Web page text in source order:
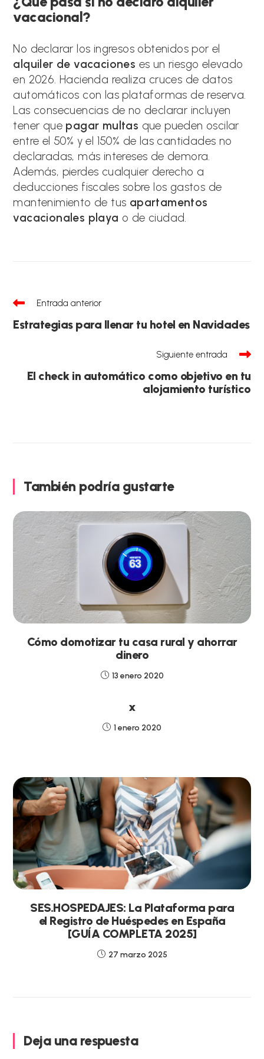
vacacional?
No declarar los ingresos obtenidos por el
alquiler de vacaciones es un riesgo elevado
en 2026. Hacienda realiza cruces de datos
automáticos con las plataformas de reserva.
Las consecuencias de no declarar incluyen
tener que pagar multas que pueden oscilar
entre el 50% y el 150% de las cantidades no
declaradas, más intereses de demora.
Además, pierdes cualquier derecho a
deducciones fiscales sobre los gastos de
mantenimiento de tus apartamentos
vacacionales playa o de ciudad.
Leer
más
artículos
Entrada anterior
Estrategias para llenar tu hotel en Navidades
Siguiente entrada
El check in automático como objetivo en tu
alojamiento turístico
También podría gustarte
Cómo domotizar tu casa rural y ahorrar
dinero
13 enero 2020
x
1 enero 2020
SES.HOSPEDAJES: La Plataforma para
el Registro de Huéspedes en España
[GUÍA COMPLETA 2025]
27 marzo 2025
Deja una respuesta